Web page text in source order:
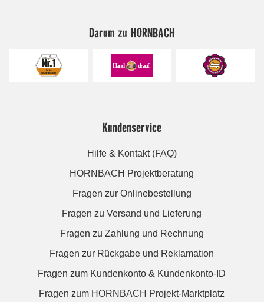
Darum zu HORNBACH
Kundenservice
Hilfe & Kontakt (FAQ)
HORNBACH Projektberatung
Fragen zur Onlinebestellung
Fragen zu Versand und Lieferung
Fragen zu Zahlung und Rechnung
Fragen zur Rückgabe und Reklamation
Fragen zum Kundenkonto & Kundenkonto-ID
Fragen zum HORNBACH Projekt-Marktplatz